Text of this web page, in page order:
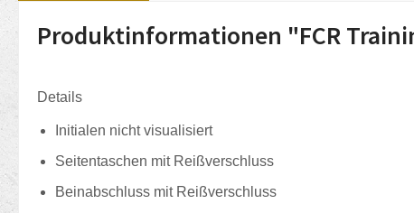
Produktinformationen "FCR
Details
Initialen nicht visualisiert
Seitentaschen mit Reißverschluss
Beinabschluss mit Reißverschluss